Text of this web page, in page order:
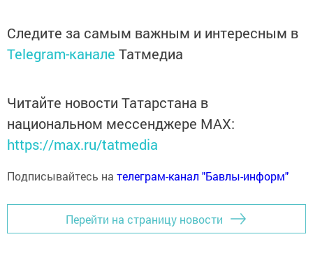
Следите за самым важным и интересным в
Telegram-канале Татмедиа
Читайте новости Татарстана в
национальном мессенджере MАХ:
https://max.ru/tatmedia
Подписывайтесь на телеграм-канал "Бавлы-информ"
Перейти на страницу новости